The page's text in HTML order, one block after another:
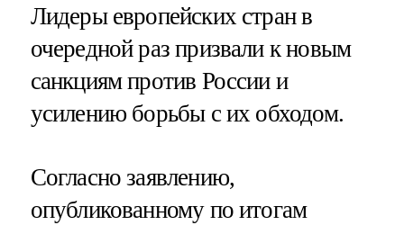
Лидеры европейских стран в
очередной раз призвали к новым
санкциям против России и
усилению борьбы с их обходом.
Согласно заявлению,
опубликованному по итогам